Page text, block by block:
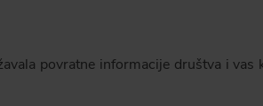
povratne informacije društva i